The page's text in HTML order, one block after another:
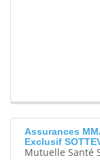
Assurances
Exclusif
Mutuelle Santé